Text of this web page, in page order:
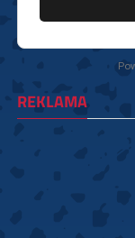
REKLAMA